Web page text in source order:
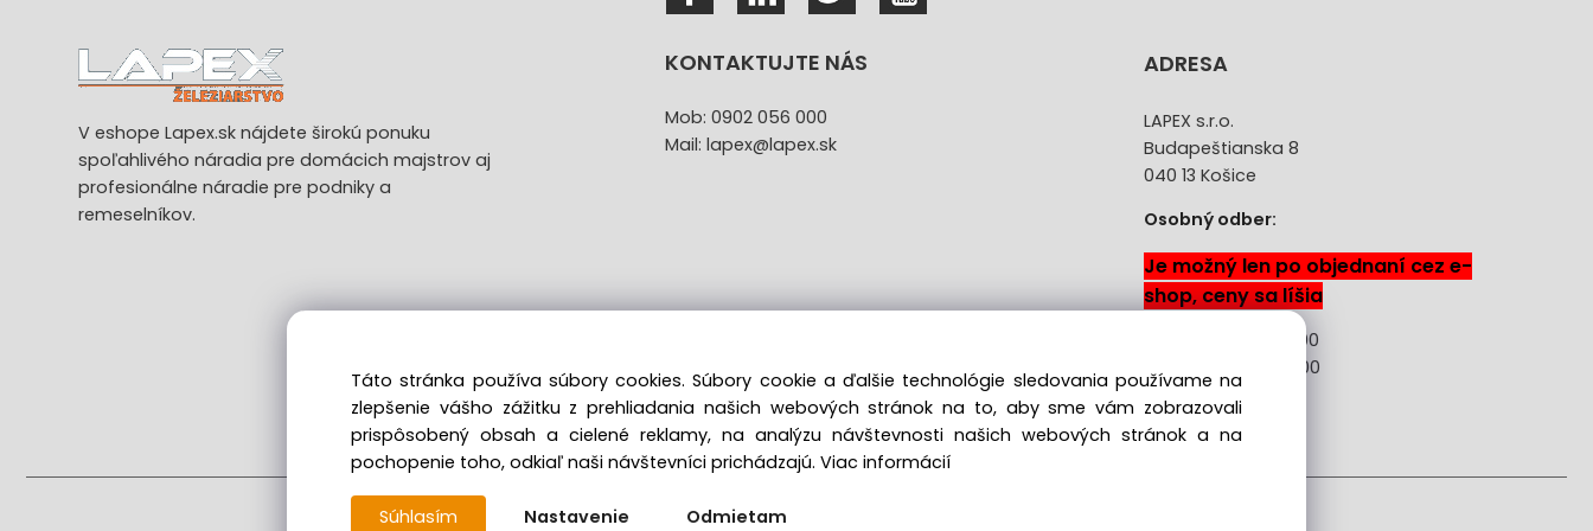
V eshope Lapex.sk nájdete širokú ponuku
spoľahlivého náradia pre domácich majstrov aj
profesionálne náradie pre podniky a
remeselníkov.
KONTAKTUJTE NÁS
Mob: 0902 056 000
Mail: lapex@lapex.sk
ADRESA
LAPEX s.r.o.
Budapeštianska 8
040 13 Košice
Osobný odber:
Je možný len po objednaní cez e-
shop, ceny sa líšia
Pon-Pia: 08:00 -18:00
Sobota: 08:00 - 13:00
Odstúpenie od kúpnej zmluvy uzavretej na diaľku bez registrácie
Copyright © 2022 lapex.sk, All rights reserved
Táto stránka používa súbory cookies. Súbory cookie a ďalšie technológie sledovania používame na
zlepšenie vášho zážitku z prehliadania našich webových stránok na to, aby sme vám zobrazovali
prispôsobený obsah a cielené reklamy, na analýzu návštevnosti našich webových stránok a na
pochopenie toho, odkiaľ naši návštevníci prichádzajú. Viac informácií
Súhlasím Nastavenie Odmietam